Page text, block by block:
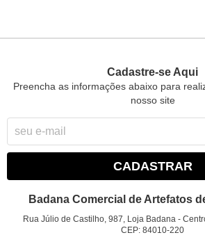
Cadastre-se Aqui
Preencha as informações abaixo para
nosso site
CADASTRAR
Badana Comercial de Artefatos
Rua Júlio de Castilho, 987, Loja Badana -
CEP: 84010-220